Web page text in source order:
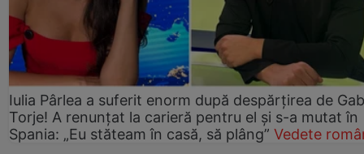
Iulia Pârlea a suferit enorm după despărțirea de
Torje! A renunțat la carieră pentru el și s-a mutat în
Spania: „Eu stăteam în casă, să plâng” Vedete